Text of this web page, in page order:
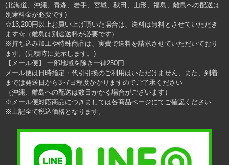
(北海道、沖縄、青森、岩手、宮城、秋田、山形、福島、離島への配送は
別途料金が必要です)
☆13,200円以上お買い上げ頂いた場合は、送料は無料とさせていただき
ます☆（離島は別途送料が必要です）
※持ち込み加工や特殊商品は、実費で送料を請求させていただいており
ます。(見積時に提示します。)
【メール便】 一部地域を除き一律250円
メール便は日時指定・代引引換のご利用はいただけません、また、到着
までは発送日から3~7日程度かかりますのでご了承ください
（沖縄、離島への配送は数日かかる場合がございます）
※メール便対応商品につきましては各商品ページにてご確認ください
※上記全て税込価格となります。